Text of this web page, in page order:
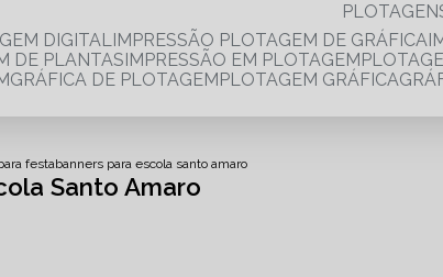
DIGITAL IMPRESSÃO PLOTAGEM DE GRÁFICA
DE PLANTAS IMPRESSÃO EM PLOTAGEM
GRÁFICA DE PLOTAGEM PLOTAGEM GRÁFICA
festabanners para escola santo amaro
Santo Amaro